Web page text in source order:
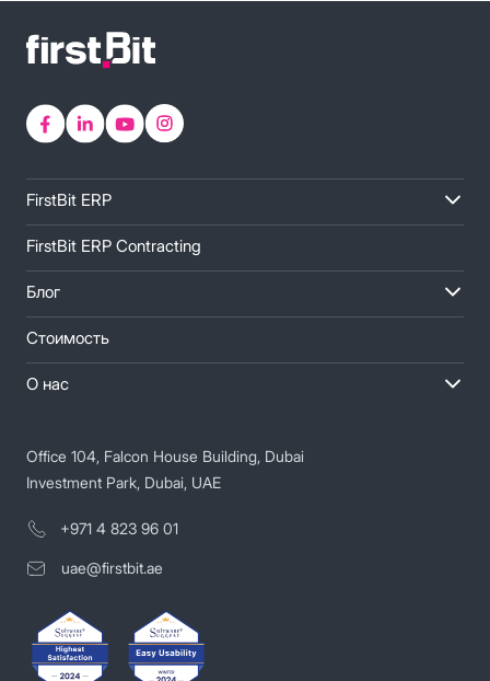
Office 104, Falcon House Building, Dubai
Investment Park, Dubai, UAE
+971 4 823 96 01
uae@firstbit.ae
FirstBit ERP
FirstBit ERP Contracting
Блог
Стоимость
О нас